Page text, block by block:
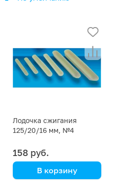
Лодочка сжигания
125/20/16 мм, №4
158 руб.
В корзину